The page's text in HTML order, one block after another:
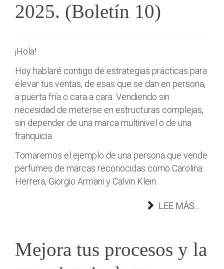
2025. (Boletín 10)
¡Hola!
Hoy hablaré contigo de estrategias prácticas para
elevar tus ventas, de esas que se dan en persona,
a puerta fría o cara a cara. Vendiendo sin
necesidad de meterse en estructuras complejas,
sin depender de una marca multinivel o de una
franquicia.
Tomaremos el ejemplo de una persona que vende
perfumes de marcas reconocidas como Carolina
Herrera, Giorgio Armani y Calvin Klein.
LEE MÁS…
Mejora tus procesos y la